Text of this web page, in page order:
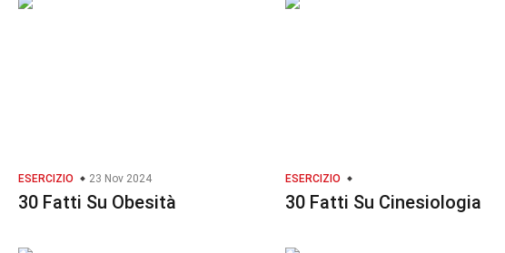
ESERCIZIO 23 Nov 2024
30 Fatti Su Obesità
ESERCIZIO
30 Fatti Su Cinesiologia